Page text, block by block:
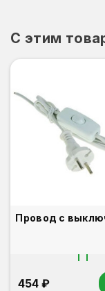
C этим
Провод с
454 ₽